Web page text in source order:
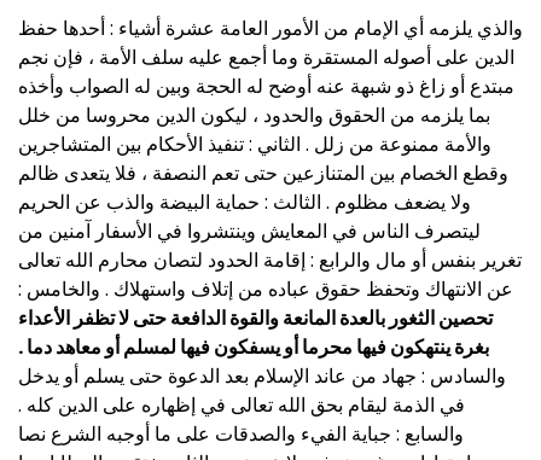
والذي يلزمه أي الإمام من الأمور العامة عشرة أشياء : أحدها حفظ
الدين على أصوله المستقرة وما أجمع عليه سلف الأمة ، فإن نجم
مبتدع أو زاغ ذو شبهة عنه أوضح له الحجة وبين له الصواب وأخذه
بما يلزمه من الحقوق والحدود ، ليكون الدين محروسا من خلل
والأمة ممنوعة من زلل . الثاني : تنفيذ الأحكام بين المتشاجرين
وقطع الخصام بين المتنازعين حتى تعم النصفة ، فلا يتعدى ظالم
ولا يضعف مظلوم . الثالث : حماية البيضة والذب عن الحريم
ليتصرف الناس في المعايش وينتشروا في الأسفار آمنين من
تغرير بنفس أو مال والرابع : إقامة الحدود لتصان محارم الله تعالى
عن الانتهاك وتحفظ حقوق عباده من إتلاف واستهلاك . والخامس :
تحصين الثغور بالعدة المانعة والقوة الدافعة حتى لا تظفر الأعداء
بغرة ينتهكون فيها محرما أو يسفكون فيها لمسلم أو معاهد دما .
والسادس : جهاد من عاند الإسلام بعد الدعوة حتى يسلم أو يدخل
في الذمة ليقام بحق الله تعالى في إظهاره على الدين كله .
والسابع : جباية الفيء والصدقات على ما أوجبه الشرع نصا